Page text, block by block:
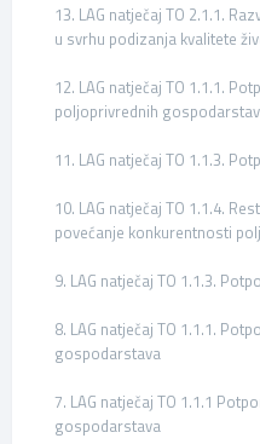
13. LAG natječaj TO 2.1.1.
u svrhu podizanja kvalitete
12. LAG natječaj TO 1.1.1.
poljoprivrednih
11. LAG natječaj TO 1.1.3.
10. LAG natječaj TO 1.1.4.
povećanje konkurentnosti
9. LAG natječaj TO 1.1.3.
8. LAG natječaj TO 1.1.1.
gospodarstava
7. LAG natječaj TO 1.1.1
gospodarstava